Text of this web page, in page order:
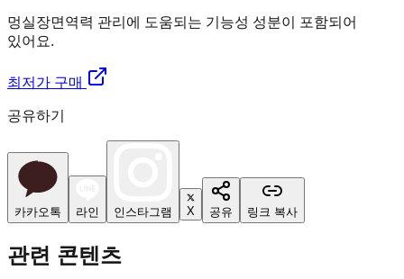
멍실장면역력 관리에 도움되는 기능성 성분이 포함되어
있어요.
최저가 구매
공유하기
카카오톡 라인 인스타그램 X 공유 링크 복사
관련 콘텐츠